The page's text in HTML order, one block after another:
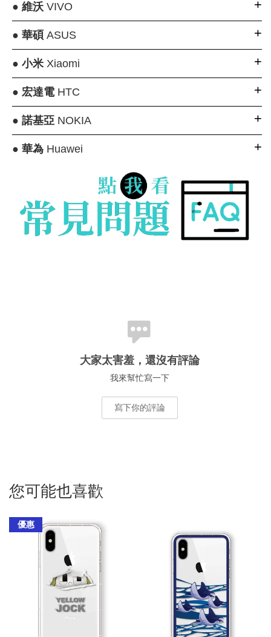
● 維沃VIVO
● 華碩 ASUS
● 小米Xiaomi
● 宏達電HTC
● 諾基亞NOKIA
● 華為Huawei
大家太害羞，還沒有評論
我來幫忙寫一下
寫下你的評論
您可能也喜歡
優惠